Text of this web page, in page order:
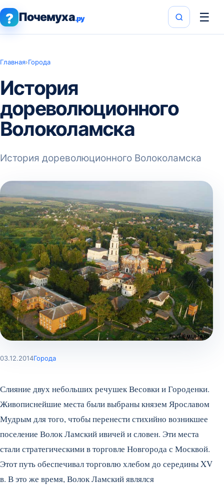
? Почемуха.ру ☰
Главная›Города
История
дореволюционного
Волоколамска
История дореволюционного Волоколамска
03.12.2014Города
Слияние двух небольших речушек Весовки и Городенки.
Живописнейшие места были выбраны князем Ярославом
Мудрым для того, чтобы перенести стихийно возникшее
поселение Волок Ламский ивичей и словен. Эти места
стали стратегическими в торговле Новгорода с Москвой.
Этот путь обеспечивал торговлю хлебом до середины XV
в. В это же время, Волок Ламский являлся